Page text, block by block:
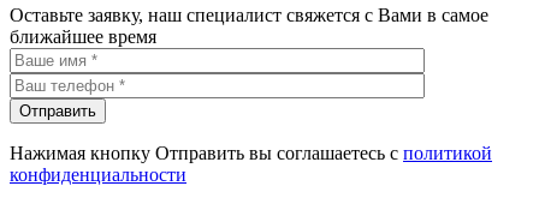
Оставьте заявку, наш специалист свяжется с Вами в самое
ближайшее время
Нажимая кнопку Отправить вы соглашаетесь с политикой
конфиденциальности